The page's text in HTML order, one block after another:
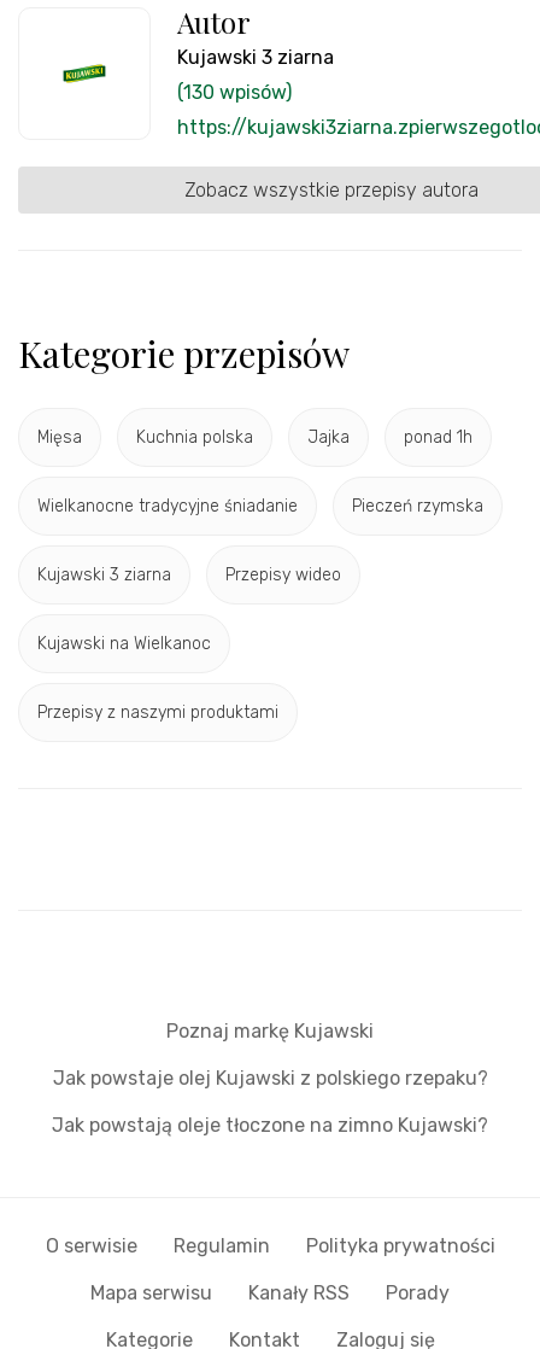
Autor
Kujawski 3 ziarna
(130 wpisów)
https://
Zobacz wszystkie przepisy autora
Kategorie przepisów
Mięsa Kuchnia polska Jajka ponad 1h
Wielkanocne tradycyjne śniadanie Pieczeń rzymska
Kujawski 3 ziarna Przepisy wideo
Kujawski na Wielkanoc
Przepisy z naszymi produktami
Poznaj markę Kujawski
Jak powstaje olej Kujawski z polskiego rzepaku?
Jak powstają oleje tłoczone na zimno Kujawski?
O serwisie Regulamin Polityka prywatności
Mapa serwisu Kanały RSS Porady
Kategorie Kontakt Zaloguj się